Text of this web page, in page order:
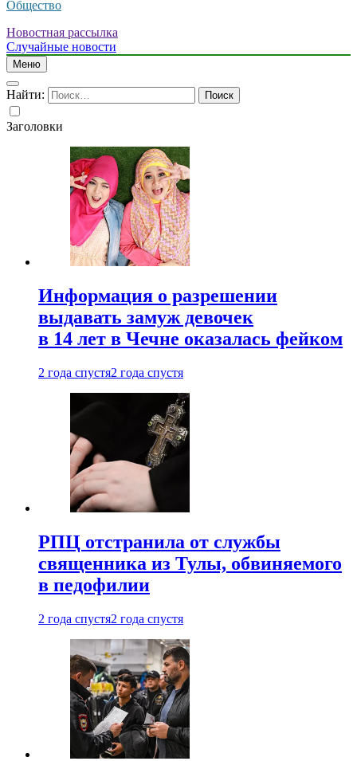
Общество
Новостная рассылка
Случайные новости
Меню
Найти:
Заголовки
Информация о разрешении
выдавать замуж девочек
в 14 лет в Чечне оказалась фейком
2 года спустя2 года спустя
РПЦ отстранила от службы
священника из Тулы, обвиняемого
в педофилии
2 года спустя2 года спустя